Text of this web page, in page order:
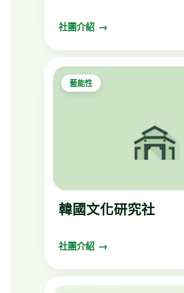
社團介紹
藝能性
韓國文化研究社
社團介紹